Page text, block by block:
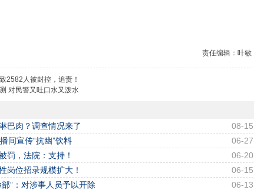
责任编辑：叶敏
2582人被封控，追责！
对民警又吐口水又泼水
08-15
巴肉？调查情况来了
06-27
间宣传“抗幽”饮料
06-20
罚，法院：支持！
06-15
岗位招录规模扩大！
06-13
”：对涉事人员予以开除